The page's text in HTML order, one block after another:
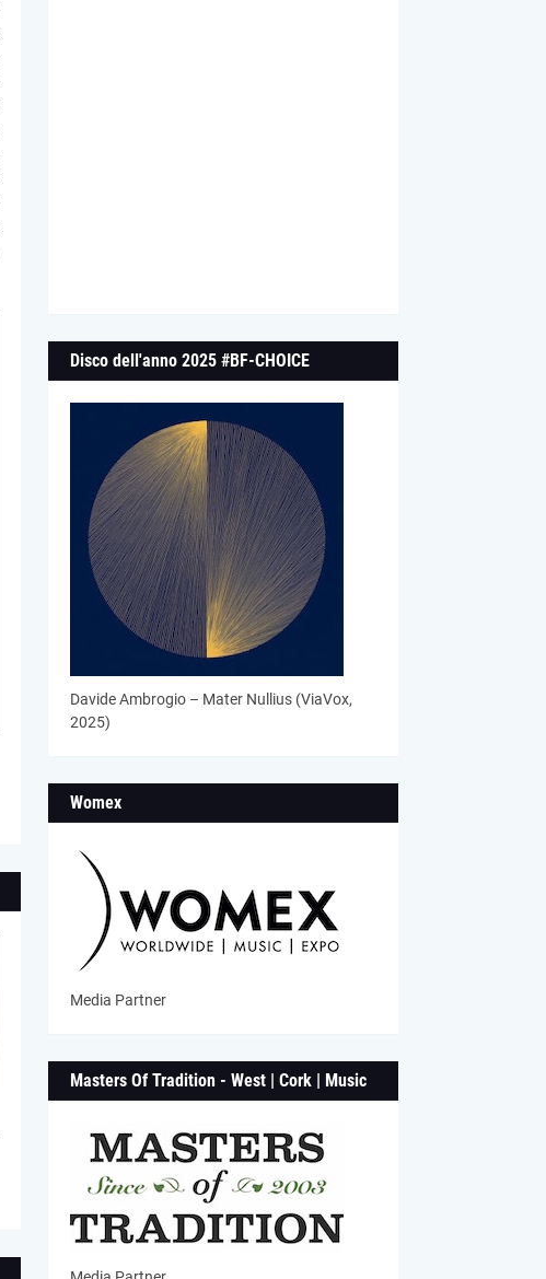
Disco dell'anno 2025 #BF-CHOICE
Davide Ambrogio – Mater Nullius (ViaVox,
2025)
Womex
Media Partner
Masters Of Tradition - West | Cork | Music